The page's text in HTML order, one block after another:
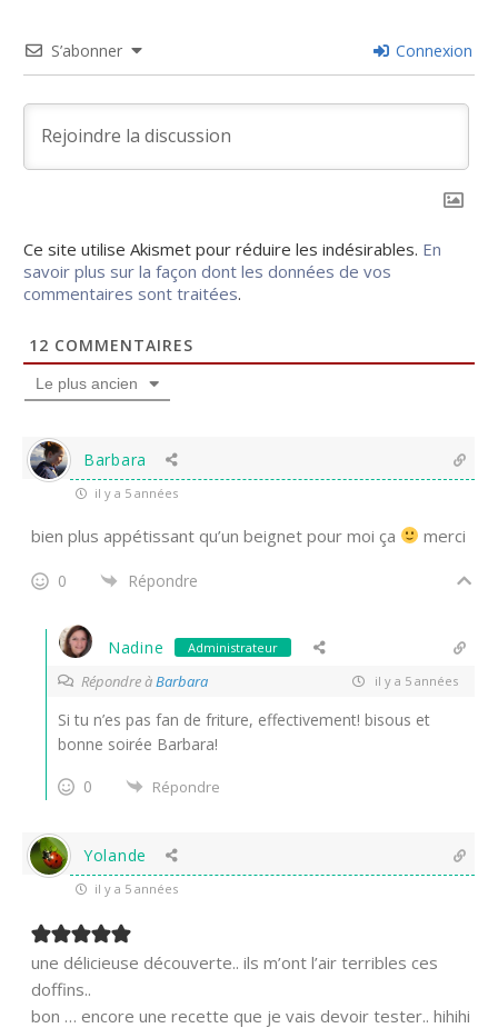
S’abonner Connexion
Ce site utilise Akismet pour réduire les indésirables. En
savoir plus sur la façon dont les données de vos
commentaires sont traitées.
12 COMMENTAIRES
Le plus ancien
Barbara
il y a 5 années
bien plus appétissant qu’un beignet pour moi ça merci
0 Répondre
Nadine Administrateur
Répondre àBarbara il y a 5 années
Si tu n’es pas fan de friture, effectivement! bisous et
bonne soirée Barbara!
0
Répondre
Yolande
il y a 5 années
une délicieuse découverte.. ils m’ont l’air terribles ces
doffins..
bon … encore une recette que je vais devoir tester.. hihihi